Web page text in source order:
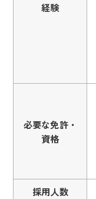
経験
必要な免許・
資格
採用人数